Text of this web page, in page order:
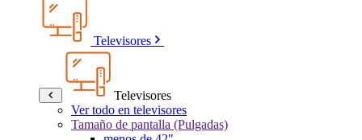
Televisores
Televisores
Ver todo en televisores
Tamaño de pantalla (Pulgadas)